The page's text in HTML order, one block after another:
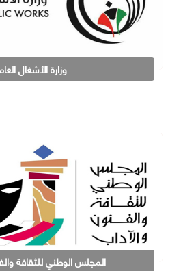
وزارة الأشغال
المجلس الوطني للثقافة